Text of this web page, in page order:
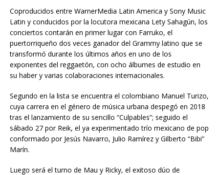
Coproducidos entre WarnerMedia Latin America y Sony Music
Latin y conducidos por la locutora mexicana Lety Sahagún, los
conciertos contarán en primer lugar con Farruko, el
puertorriqueño dos veces ganador del Grammy latino que se
transformó durante los últimos años en uno de los
exponentes del reggaetón, con ocho álbumes de estudio en
su haber y varias colaboraciones internacionales.
Segundo en la lista se encuentra el colombiano Manuel Turizo,
cuya carrera en el género de música urbana despegó en 2018
tras el lanzamiento de su sencillo “Culpables”; seguido el
sábado 27 por Reik, el ya experimentado trío mexicano de pop
conformado por Jesús Navarro, Julio Ramírez y Gilberto “Bibi”
Marín.
Luego será el turno de Mau y Ricky, el exitoso dúo de